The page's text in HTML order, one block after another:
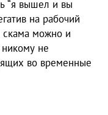
“я вышел и вы
на рабочий
скама можно и
не
во временные